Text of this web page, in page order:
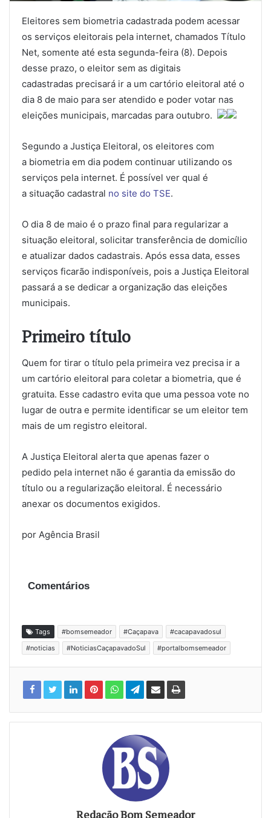
Eleitores sem biometria cadastrada podem acessar
os serviços eleitorais pela internet, chamados Título
Net, somente até esta segunda-feira (8). Depois
desse prazo, o eleitor sem as digitais
cadastradas precisará ir a um cartório eleitoral até o
dia 8 de maio para ser atendido e poder votar nas
eleições municipais, marcadas para outubro.
Segundo a Justiça Eleitoral, os eleitores com
a biometria em dia podem continuar utilizando os
serviços pela internet. É possível ver qual é
a situação cadastral no site do TSE.
O dia 8 de maio é o prazo final para regularizar a
situação eleitoral, solicitar transferência de domicílio
e atualizar dados cadastrais. Após essa data, esses
serviços ficarão indisponíveis, pois a Justiça Eleitoral
passará a se dedicar a organização das eleições
municipais.
Primeiro título
Quem for tirar o título pela primeira vez precisa ir a
um cartório eleitoral para coletar a biometria, que é
gratuita. Esse cadastro evita que uma pessoa vote no
lugar de outra e permite identificar se um eleitor tem
mais de um registro eleitoral.
A Justiça Eleitoral alerta que apenas fazer o
pedido pela internet não é garantia da emissão do
título ou a regularização eleitoral. É necessário
anexar os documentos exigidos.
por Agência Brasil
Comentários
Tags #bomsemeador #Caçapava
#cacapavadosul
#noticias
#NoticiasCaçapavadoSul #portalbomsemeador
Redação Bom Semeador